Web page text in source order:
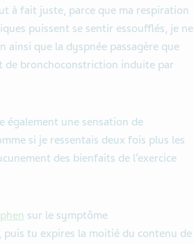
à fait juste, parce que ma respiration
puissent se sentir essoufflés, je ne
ainsi que la dyspnée passagère que
de bronchoconstriction induite par
également une sensation de
si je ressentais deux fois plus les
des bienfaits de l’exercice
sur le symptôme
puis tu expires la moitié du contenu de